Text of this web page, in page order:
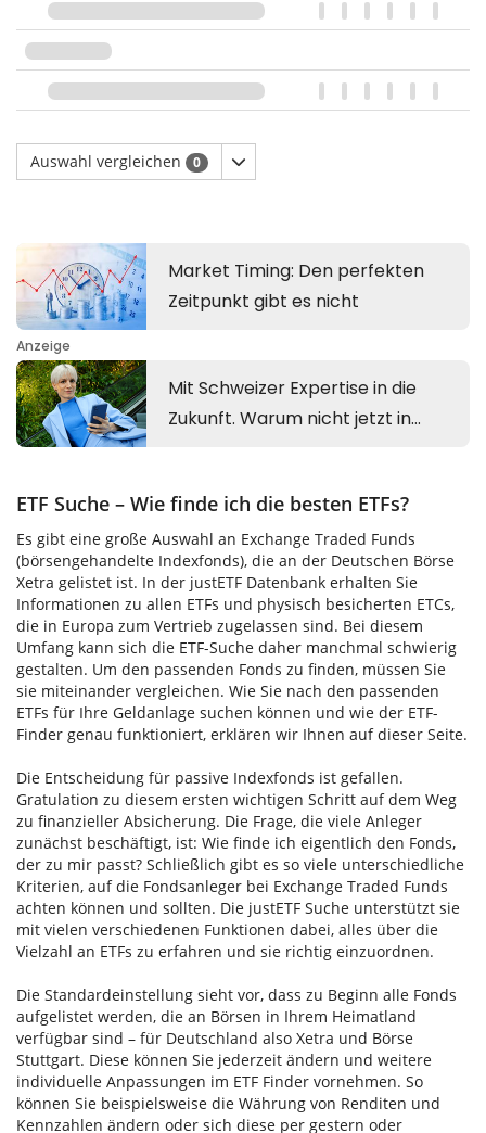
Auswahl vergleichen 0
ETF Suche – Wie finde ich die besten ETFs?
Es gibt eine große Auswahl an Exchange Traded Funds
(börsengehandelte Indexfonds), die an der Deutschen Börse
Xetra gelistet ist. In der justETF Datenbank erhalten Sie
Informationen zu allen ETFs und physisch besicherten ETCs,
die in Europa zum Vertrieb zugelassen sind. Bei diesem
Umfang kann sich die ETF-Suche daher manchmal schwierig
gestalten. Um den passenden Fonds zu finden, müssen Sie
sie miteinander vergleichen. Wie Sie nach den passenden
ETFs für Ihre Geldanlage suchen können und wie der ETF-
Finder genau funktioniert, erklären wir Ihnen auf dieser Seite.
Die Entscheidung für passive Indexfonds ist gefallen.
Gratulation zu diesem ersten wichtigen Schritt auf dem Weg
zu finanzieller Absicherung. Die Frage, die viele Anleger
zunächst beschäftigt, ist: Wie finde ich eigentlich den Fonds,
der zu mir passt? Schließlich gibt es so viele unterschiedliche
Kriterien, auf die Fondsanleger bei Exchange Traded Funds
achten können und sollten. Die justETF Suche unterstützt sie
mit vielen verschiedenen Funktionen dabei, alles über die
Vielzahl an ETFs zu erfahren und sie richtig einzuordnen.
Die Standardeinstellung sieht vor, dass zu Beginn alle Fonds
aufgelistet werden, die an Börsen in Ihrem Heimatland
verfügbar sind – für Deutschland also Xetra und Börse
Stuttgart. Diese können Sie jederzeit ändern und weitere
individuelle Anpassungen im ETF Finder vornehmen. So
können Sie beispielsweise die Währung von Renditen und
Kennzahlen ändern oder sich diese per gestern oder